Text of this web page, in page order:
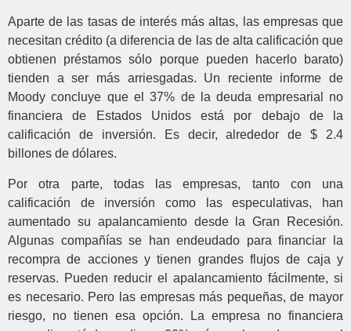
Aparte de las tasas de interés más altas, las empresas que
necesitan crédito (a diferencia de las de alta calificación que
obtienen préstamos sólo porque pueden hacerlo barato)
tienden a ser más arriesgadas. Un reciente informe de
Moody concluye que el 37% de la deuda empresarial no
financiera de Estados Unidos está por debajo de la
calificación de inversión. Es decir, alrededor de $ 2.4
billones de dólares.
Por otra parte, todas las empresas, tanto con una
calificación de inversión como las especulativas, han
aumentado su apalancamiento desde la Gran Recesión.
Algunas compañías se han endeudado para financiar la
recompra de acciones y tienen grandes flujos de caja y
reservas. Pueden reducir el apalancamiento fácilmente, si
es necesario. Pero las empresas más pequeñas, de mayor
riesgo, no tienen esa opción. La empresa no financiera